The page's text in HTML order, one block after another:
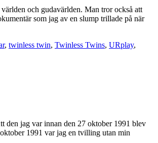
och gudavärlden. Man tror också att
som jag av en slump trillade på när
, twinless twin, Twinless Twins, URplay,
den jag var innan den 27 oktober 1991 blev
1991 var jag en tvilling utan min